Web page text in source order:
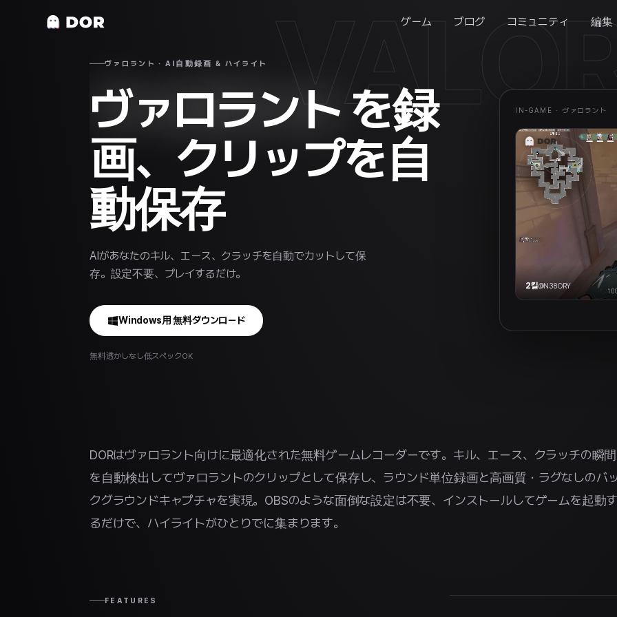
ゲーム ブログ コミュニティ 編集
ヴァロラント · AI自動録画 & ハイライト
ヴァロラントを録
画、クリップを自
動保存
AIがあなたのキル、エース、クラッチを自動でカットして保
存。設定不要、プレイするだけ。
Windows用 無料ダウンロード
無料透かしなし低スペックOK
IN-GAME · ヴァロラント
2킬@N38ORY
DORはヴァロラント向けに最適化された無料ゲームレコーダーです。キル、エース、クラッチの瞬間
を自動検出してヴァロラントのクリップとして保存し、ラウンド単位録画と高画質・ラグなしのバ
クグラウンドキャプチャを実現。OBSのような面倒な設定は不要、インストールしてゲームを起動
るだけで、ハイライトがひとりでに集まります。
FEATURES